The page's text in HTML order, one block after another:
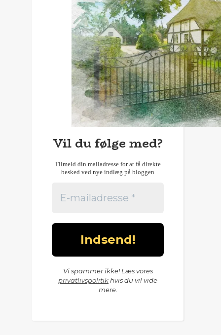
Vil du følge med?
Tilmeld din mailadresse for at få direkte
besked ved nye indlæg på bloggen
Vi spammer ikke! Læs vores
privatlivspolitik hvis du vil vide
mere.